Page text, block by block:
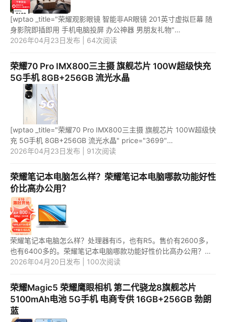
[wptao _title="荣耀观影眼镜 智能非AR眼镜 201英寸虚拟巨幕 随
身影院即插即用 手机电脑投屏 办公神器 男朋友礼物"
price="2199" url="https://item.jd.com/100045054132.html"
2026年04月23日发布 | 64次阅读
荣耀70 Pro IMX800三主摄 旗舰芯片 100W超级快充
5G手机 8GB+256GB 流光水晶
[wptao _title="荣耀70 Pro IMX800三主摄 旗舰芯片 100W超级快
充 5G手机 8GB+256GB 流光水晶" price="3699"
url="https://item.jd.com/100039783175.html"
2026年04月23日发布 | 91次阅读
荣耀笔记本电脑怎么样？荣耀笔记本电脑哪款功能好性
价比高办公用？
荣耀笔记本电脑怎么样？处理器有i5，也有R5。售价有2600多，
也有6400多的。荣耀笔记本电脑哪款功能好性价比高办公用？目
前，MagicBook 14 2023款相对较好。 1.荣耀笔记本电脑怎么
2026年04月20日发布 | 100次阅读
荣耀Magic5 荣耀鹰眼相机 第二代骁龙8旗舰芯片
5100mAh电池 5G手机 电商专供 16GB+256GB 勃朗
蓝